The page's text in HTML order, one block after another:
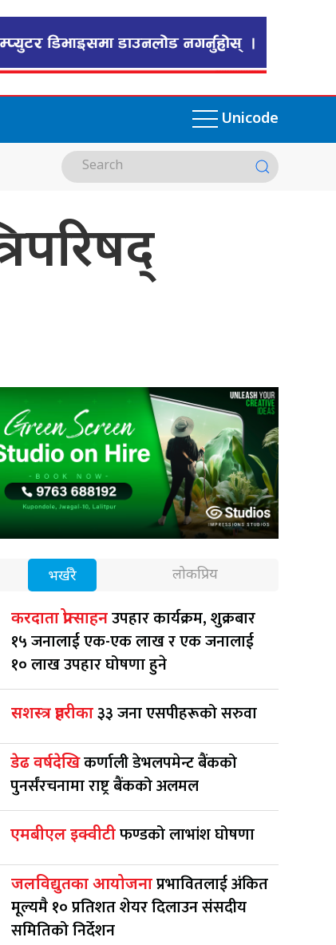
Unicode
भर्खरै लोकप्रिय
करदाता प्रोत्साहनउपहार कार्यक्रम, शुक्रबार
१५ जनालाई एक-एक लाख र एक जनालाई
१० लाख उपहार घोषणा हुने
सशस्त्र प्रहरीका३३ जना एसपीहरूको सरुवा
डेढ वर्षदेखिकर्णाली डेभलपमेन्ट बैंकको
पुनर्संरचनामा राष्ट्र बैंकको अलमल
एमबीएल इक्वीटीफण्डको लाभांश घोषणा
जलविद्युतका आयोजनाप्रभावितलाई अंकित
मूल्यमै १० प्रतिशत शेयर दिलाउन संसदीय
समितिको निर्देशन